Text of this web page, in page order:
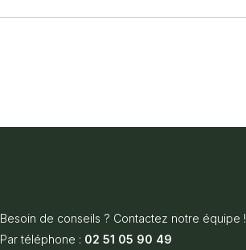
Besoin de conseils ? Contactez notre équipe !
Par téléphone : 02 51 05 90 49